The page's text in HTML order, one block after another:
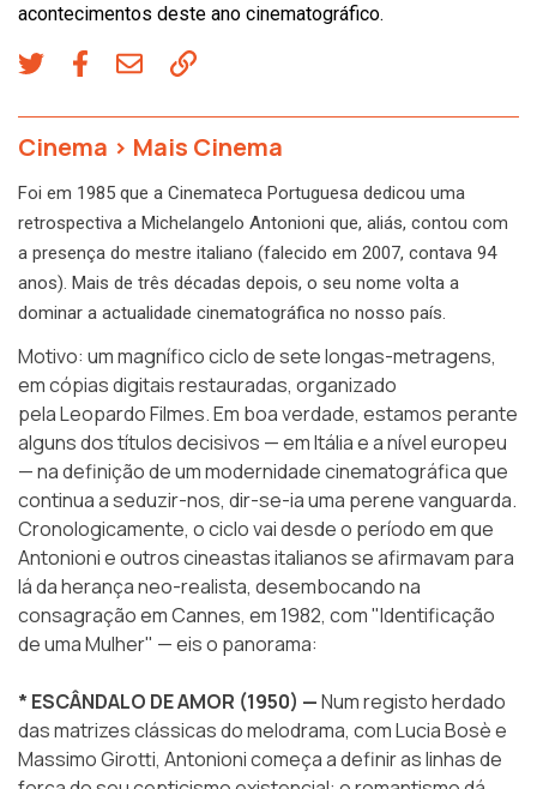
acontecimentos deste ano cinematográfico.
Cinema > Mais Cinema
Foi em 1985 que a Cinemateca Portuguesa dedicou uma
retrospectiva a Michelangelo Antonioni que, aliás, contou com
a presença do mestre italiano (falecido em 2007, contava 94
anos). Mais de três décadas depois, o seu nome volta a
dominar a actualidade cinematográfica no nosso país.
Motivo: um magnífico ciclo de sete longas-metragens,
em cópias digitais restauradas, organizado
pelaLeopardo Filmes. Em boa verdade, estamos perante
alguns dos títulos decisivos — em Itália e a nível europeu
— na definição de um modernidade cinematográfica que
continua a seduzir-nos, dir-se-ia uma perene vanguarda.
Cronologicamente, o ciclo vai desde o período em que
Antonioni e outros cineastas italianos se afirmavam para
lá da herança neo-realista, desembocando na
consagração em Cannes, em 1982, com "Identificação
de uma Mulher" — eis o panorama:
* ESCÂNDALO DE AMOR (1950) —Num registo herdado
das matrizes clássicas do melodrama, com Lucia Bosè e
Massimo Girotti, Antonioni começa a definir as linhas de